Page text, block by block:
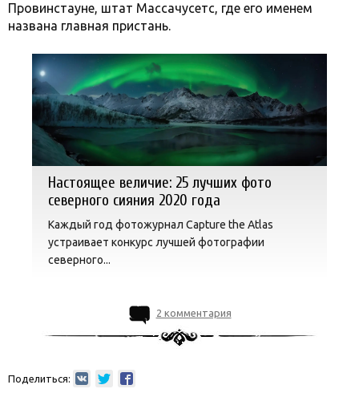
Провинстауне, штат Массачусетс, где его именем
названа главная пристань.
Настоящее величие: 25 лучших фото
северного сияния 2020 года
Каждый год фотожурнал Capture the Atlas
устраивает конкурс лучшей фотографии
северного...
2 комментария
Поделиться: